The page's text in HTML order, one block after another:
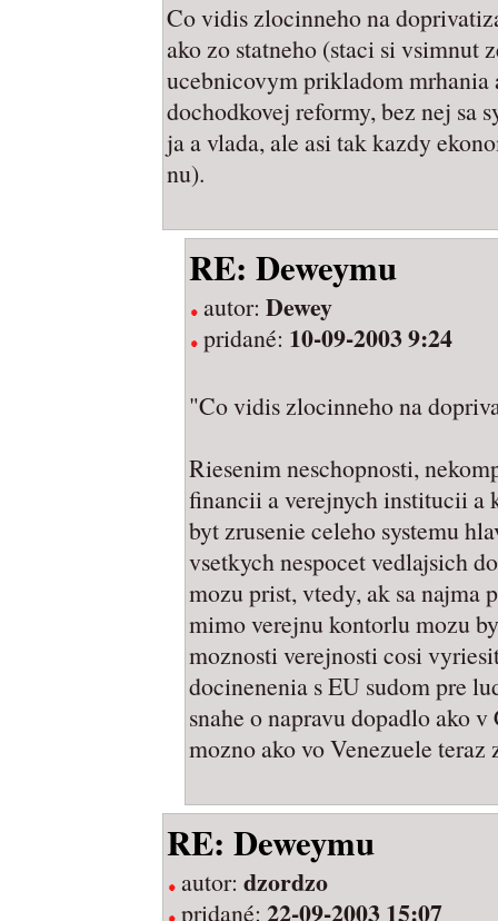
Co vidis zlocinneho na
ako zo statneho (staci si vsimnut
ucebnicovym prikladom mrhania
dochodkovej reformy, bez nej sa
ja a vlada, ale asi tak kazdy
nu).
RE: Deweymu
autor: Dewey
pridané: 10-09-2003 9:24
"Co vidis zlocinneho na
Riesenim neschopnosti,
financii a verejnych institucii a
byt zrusenie celeho systemu
vsetkych nespocet vedlajsich
mozu prist, vtedy, ak sa najma
mimo verejnu kontorlu mozu
moznosti verejnosti cosi
docinenenia s EU sudom pre
snahe o napravu dopadlo ako
mozno ako vo Venezuele teraz
RE: Deweymu
autor: dzordzo
pridané: 22-09-2003 15:07